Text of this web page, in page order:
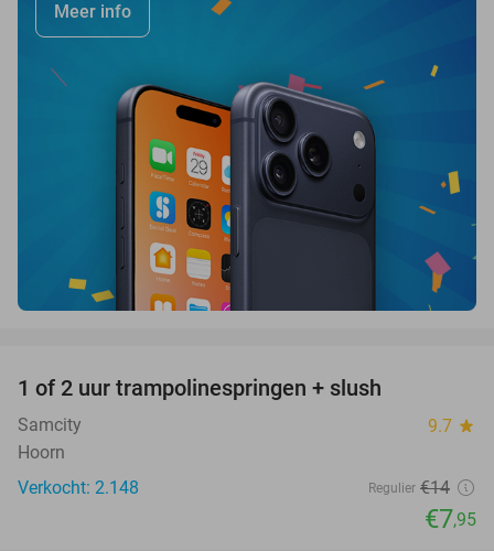
Meer info
1 of 2 uur trampolinespringen + slush
Samcity 9.7 star
Hoorn
Verkocht: 2.148
Regulier €14
€7,95